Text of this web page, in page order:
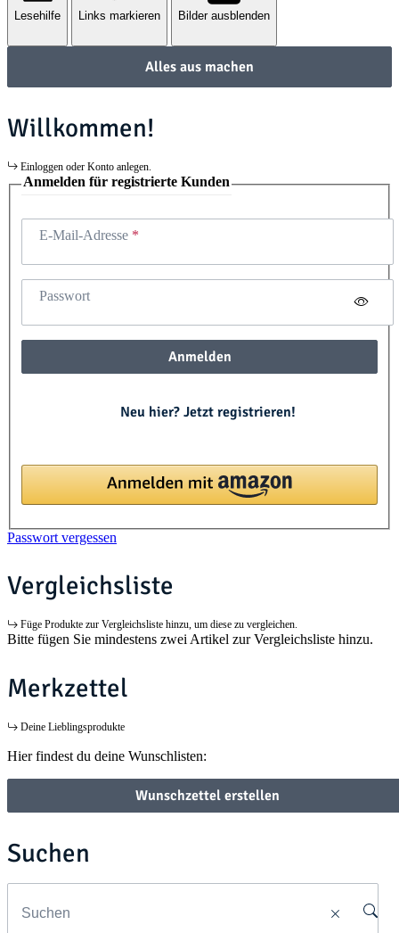
Lesehilfe Links markieren Bilder ausblenden
Alles aus machen
Willkommen!
Einloggen oder Konto anlegen.
Anmelden für registrierte Kunden
E-Mail-Adresse
Passwort
Anmelden
Neu hier? Jetzt registrieren!
Passwort vergessen
Vergleichsliste
Füge Produkte zur Vergleichsliste hinzu, um diese zu vergleichen.
Bitte fügen Sie mindestens zwei Artikel zur Vergleichsliste hinzu.
Merkzettel
Deine Lieblingsprodukte
Hier findest du deine Wunschlisten:
Wunschzettel erstellen
Suchen